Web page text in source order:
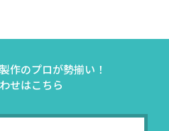
作のプロが勢揃い！
せはこちら